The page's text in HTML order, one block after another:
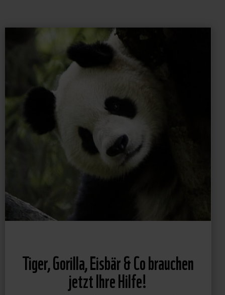
Tiger, Gorilla, Eisbär & Co brauchen
jetzt Ihre Hilfe!